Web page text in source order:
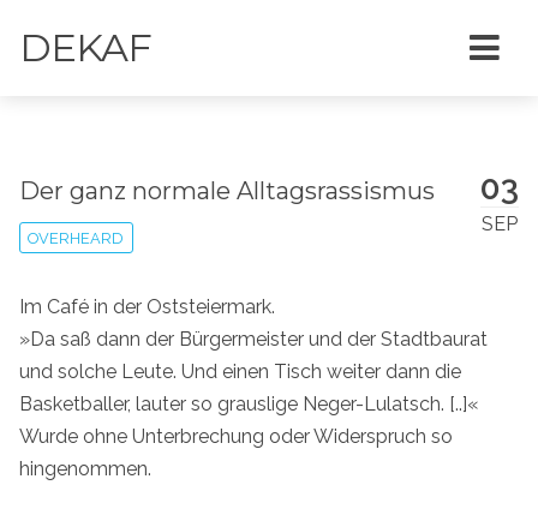
DEKAF
03
SEP
Der ganz normale Alltagsrassismus
OVERHEARD
Im Café in der Oststeiermark.
»Da saß dann der Bürgermeister und der Stadtbaurat
und solche Leute. Und einen Tisch weiter dann die
Basketballer, lauter so grauslige Neger-Lulatsch. [..]«
Wurde ohne Unterbrechung oder Widerspruch so
hingenommen.